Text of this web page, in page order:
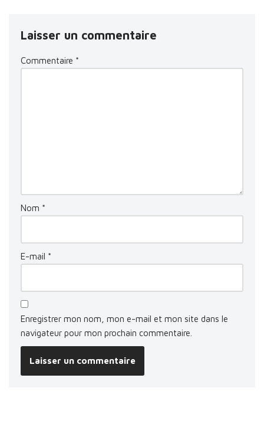
Laisser un commentaire
Commentaire *
Nom *
E-mail *
Enregistrer mon nom, mon e-mail et mon site dans le
navigateur pour mon prochain commentaire.